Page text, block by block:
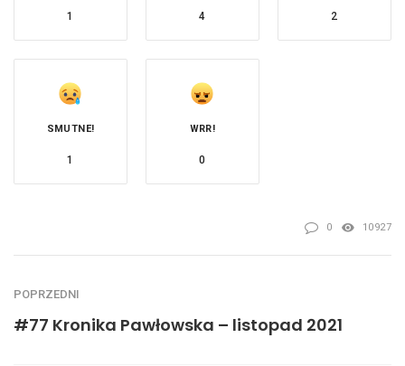
1 4 2
SMUTNE!
1
WRR!
0
0 10927
POPRZEDNI
#77 Kronika Pawłowska – listopad 2021